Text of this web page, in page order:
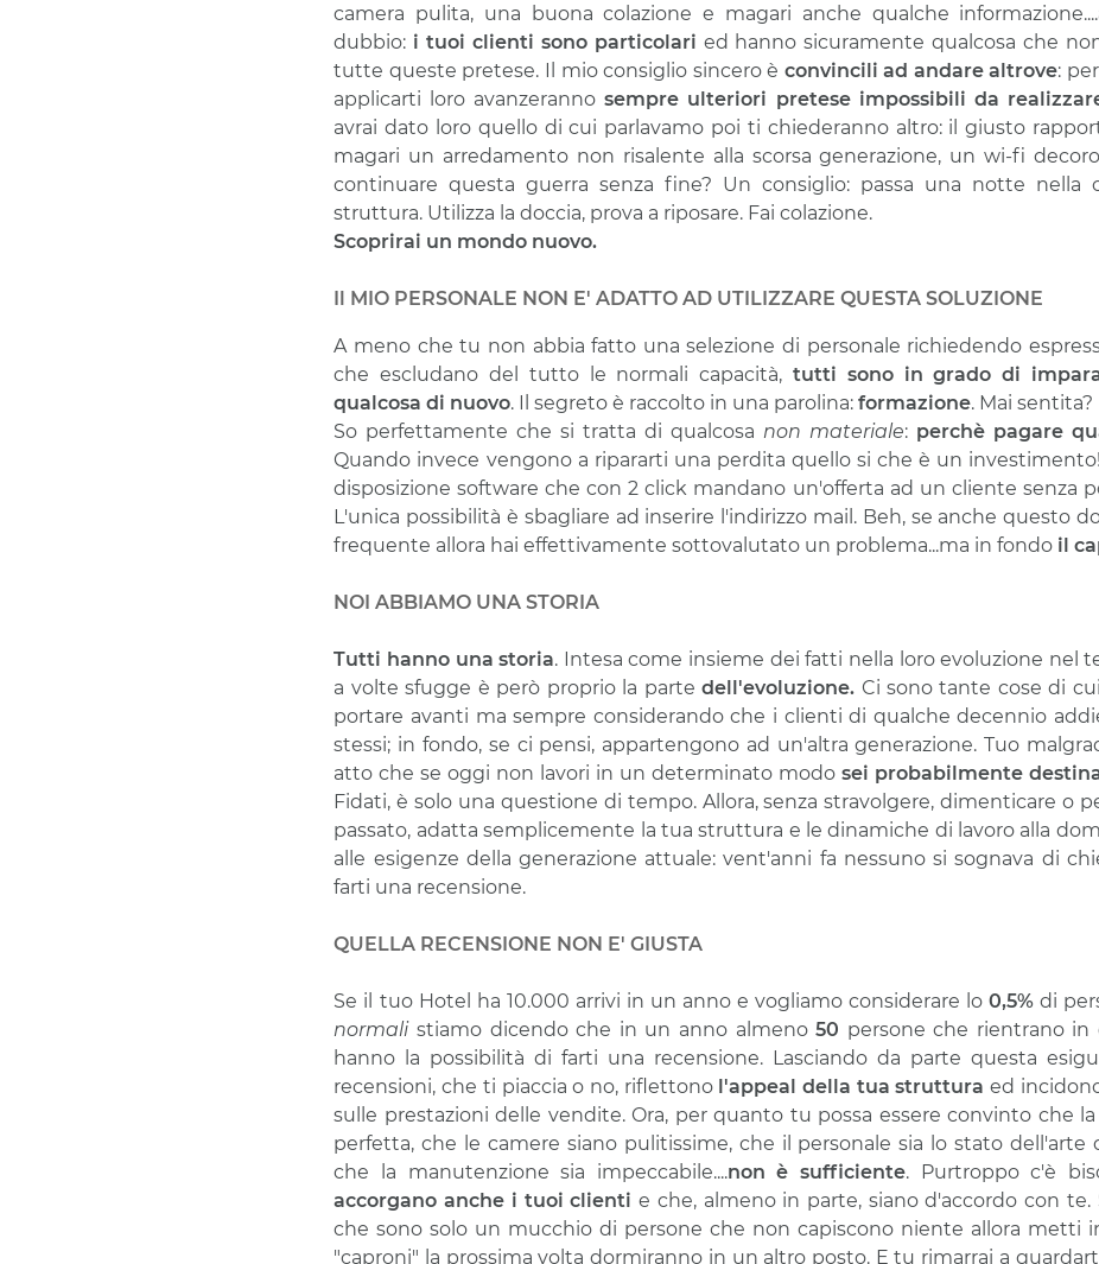
camera pulita, una buona colazione e magari anche qualche
dubbio: i tuoi clienti sono particolari ed hanno sicuramente qualcosa che
tutte queste pretese. Il mio consiglio sincero è convincili ad andare altrove:
applicarti loro avanzerannosempre ulteriori pretese impossibili da
avrai dato loro quello di cui parlavamo poi ti chiederanno altro: il giusto
magari un arredamento non risalente alla scorsa generazione, un wi-fi
continuare questa guerra senza fine? Un consiglio: passa una notte nella
struttura. Utilizza la doccia, prova a riposare. Fai colazione.
Scoprirai un mondo nuovo.
Il MIO PERSONALE NON E' ADATTO AD UTILIZZARE QUESTA SOLUZIONE
A meno che tu non abbia fatto una selezione di personale richiedendo
che escludano del tutto le normali capacità, tutti sono in grado di
qualcosa di nuovo. Il segreto è raccolto in una parolina:formazione. Mai sentita?
So perfettamente che si tratta di qualcosa non materiale: perchè pagare
Quando invece vengono a ripararti una perdita quello si che è un
disposizione software che con 2 click mandano un'offerta ad un cliente senza
L'unica possibilità è sbagliare ad inserire l'indirizzo mail. Beh, se anche questo
frequente allora hai effettivamente sottovalutato un problema...ma in fondo il
NOI ABBIAMO UNA STORIA
Tutti hanno una storia. Intesa come insieme dei fatti nella loro evoluzione nel
a volte sfugge è però proprio la partedell'evoluzione. Ci sono tante cose di
portare avanti ma sempre considerando che i clienti di qualche decennio
stessi; in fondo, se ci pensi, appartengono ad un'altra generazione. Tuo
atto che se oggi non lavori in un determinato modo sei probabilmente
Fidati, è solo una questione di tempo. Allora, senza stravolgere, dimenticare o
passato, adatta semplicemente la tua struttura e le dinamiche di lavoro alla
alle esigenze della generazione attuale: vent'anni fa nessuno si sognava di
farti una recensione.
QUELLA RECENSIONE NON E' GIUSTA
Se il tuo Hotel ha 10.000 arrivi in un anno e vogliamo considerare lo0,5% di
normali stiamo dicendo che in un anno almeno50 persone che rientrano in
hanno la possibilità di farti una recensione. Lasciando da parte questa
recensioni, che ti piaccia o no, riflettono l'appeal della tua struttura ed
sulle prestazioni delle vendite. Ora, per quanto tu possa essere convinto che
perfetta, che le camere siano pulitissime, che il personale sia lo stato dell'arte
che la manutenzione sia impeccabile....non è sufficiente. Purtroppo c'è
accorgano anche i tuoi clienti e che, almeno in parte, siano d'accordo con
che sono solo un mucchio di persone che non capiscono niente allora metti
"caproni" la prossima volta dormiranno in un altro posto. E tu rimarrai a